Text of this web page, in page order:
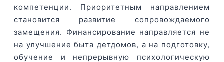
компетенции. Приоритетным направлением
становится развитие сопровождаемого
замещения. Финансирование направляется не
на улучшение быта детдомов, а на подготовку,
обучение и непрерывную психологическую